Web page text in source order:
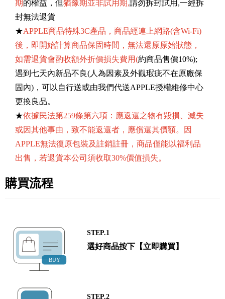
期的權益，但猶豫期並非試用期,請勿拆封試用,一經拆
封無法退貨
★APPLE商品特殊3C產品，商品經連上網路(含Wi-Fi)
後，即開始計算商品保固時間，無法還原原始狀態，
如需退貨會酌收額外折價損失費用(約商品售價10%);
遇到七天內新品不良(人為因素及外觀瑕疵不在原廠保
固內)，可以自行送或由我們代送APPLE授權維修中心
更換良品。
★依據民法第259條第六項：應返還之物有毀損、滅失
或因其他事由，致不能返還者，應償還其價額。因
APPLE無法復原包裝及註銷註冊，商品僅能以福利品
出售，若退貨本公司須收取30%價值損失。
購買流程
STEP.1
選好商品按下【立即購買】
STEP.2